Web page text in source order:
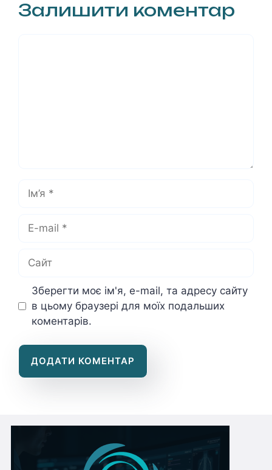
Залишити коментар
mail
Зберегти моє ім'я, e-mail, та адресу сайту
в цьому браузері для моїх подальших
коментарів.